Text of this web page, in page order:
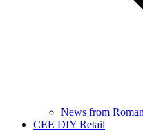
News from
CEE DIY Retail